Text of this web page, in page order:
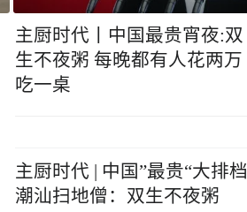
主厨时代丨中国最贵宵夜:双
生不夜粥 每晚都有人花两万
吃一桌
主厨时代 | 中国”最贵“大排档
潮汕扫地僧：双生不夜粥